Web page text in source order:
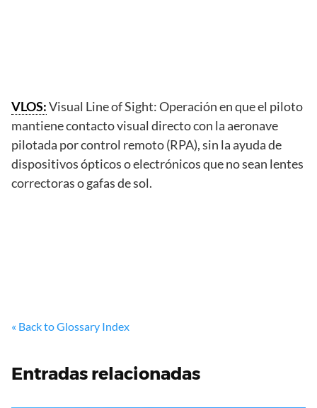
VLOS:Visual Line of Sight: Operación en que el piloto
mantiene contacto visual directo con la aeronave
pilotada por control remoto (RPA), sin la ayuda de
dispositivos ópticos o electrónicos que no sean lentes
correctoras o gafas de sol.
« Back to Glossary Index
Entradas relacionadas